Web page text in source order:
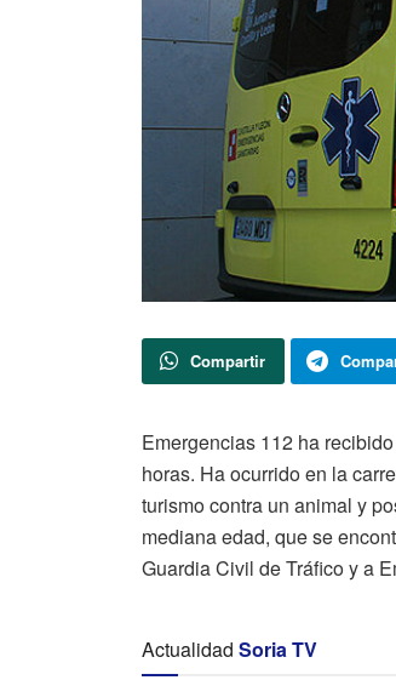
Compartir
Emergencias 112 ha
horas. Ha ocurrido en la
turismo contra un animal y
mediana edad, que se
Guardia Civil de Tráfico y a
Actualidad Soria TV